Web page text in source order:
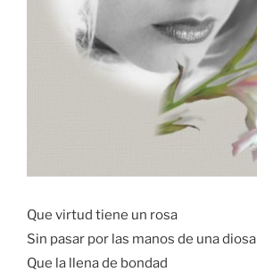
Que virtud tiene un rosa
Sin pasar por las manos de una diosa
Que la llena de bondad